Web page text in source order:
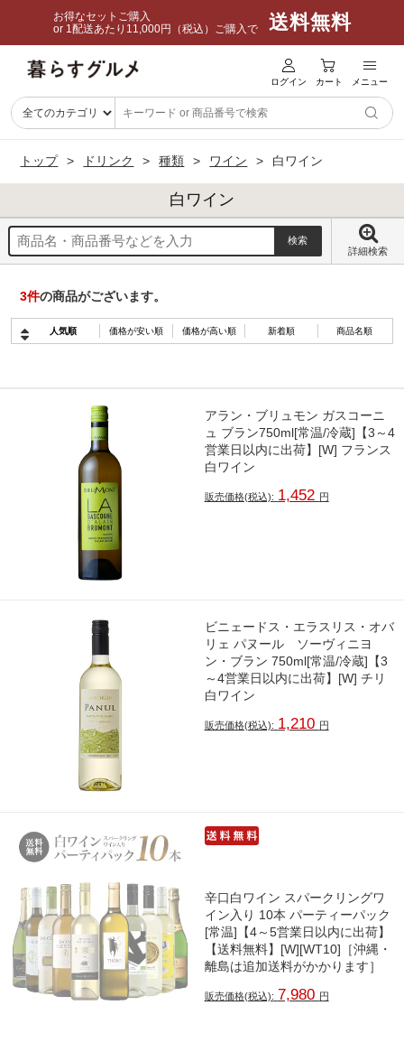
お得なセットご購入
or 1配送あたり11,000円（税込）ご購入で
送料無料
ログイン カート メニュー
トップ ドリンク 種類 ワイン 白ワイン
白ワイン
詳細検索
3件の商品がございます。
人気順 価格が安い順 価格が高い順 新着順 商品名順
アラン・ブリュモン ガスコーニ
ュ ブラン750ml[常温/冷蔵]【3～4
営業日以内に出荷】[W] フランス
白ワイン
販売価格(税込): 1,452 円
ビニェードス・エラスリス・オバ
リェ パヌール ソーヴィニヨ
ン・ブラン 750ml[常温/冷蔵]【3
～4営業日以内に出荷】[W] チリ
白ワイン
販売価格(税込): 1,210 円
辛口白ワイン スパークリングワ
イン入り 10本 パーティーパック
[常温]【4～5営業日以内に出荷】
【送料無料】[W][WT10]［沖縄・
離島は追加送料がかかります］
販売価格(税込): 7,980 円